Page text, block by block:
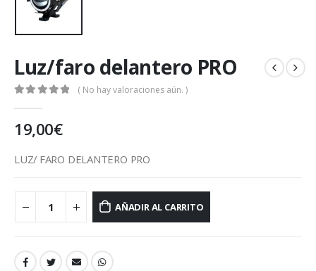
Luz/faro delantero PRO
( No hay valoraciones aún. )
19,00€
LUZ/ FARO DELANTERO PRO
AÑADIR AL CARRITO